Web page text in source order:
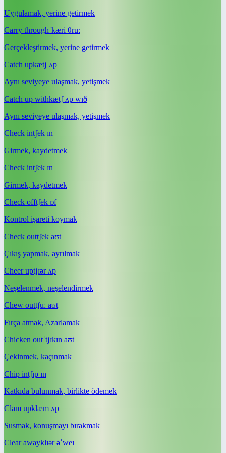
Uygulamak, yerine getirmek
Carry throughˈkæri θruː
Gerçekleştirmek, yerine getirmek
Catch upkætʃ ʌp
Aynı seviyeye ulaşmak, yetişmek
Catch up withkætʃ ʌp wɪð
Aynı seviyeye ulaşmak, yetişmek
Check intʃek ɪn
Girmek, kaydetmek
Check intʃek ɪn
Girmek, kaydetmek
Check offtʃek ɒf
Kontrol işareti koymak
Check outtʃek aʊt
Çıkış yapmak, ayrılmak
Cheer uptʃɪər ʌp
Neşelenmek, neşelendirmek
Chew outtʃuː aʊt
Fırça atmak, Azarlamak
Chicken outˈtʃɪkɪn aʊt
Çekinmek, kaçınmak
Chip intʃɪp ɪn
Katkıda bulunmak, birlikte ödemek
Clam upklæm ʌp
Susmak, konuşmayı bırakmak
Clear awayklɪər əˈweɪ